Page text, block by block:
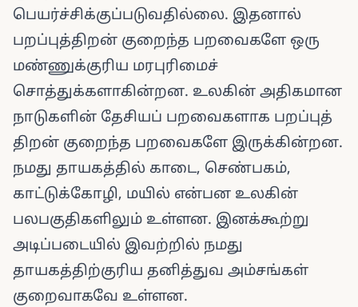
பெயர்ச்சிக்குப்படுவதில்லை. இதனால்
பறப்புத்திறன் குறைந்த பறவைகளே ஒரு
மண்ணுக்குரிய மரபுரிமைச்
சொத்துக்களாகின்றன. உலகின் அதிகமான
நாடுகளின் தேசியப் பறவைகளாக பறப்புத்
திறன் குறைந்த பறவைகளே இருக்கின்றன.
நமது தாயகத்தில் காடை, செண்பகம்,
காட்டுக்கோழி, மயில் என்பன உலகின்
பலபகுதிகளிலும் உள்ளன. இனக்கூற்று
அடிப்படையில் இவற்றில் நமது
தாயகத்திற்குரிய தனித்துவ அம்சங்கள்
குறைவாகவே உள்ளன.